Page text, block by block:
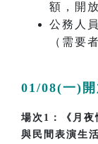
額，開
公務人
（需要
01/08(一)開
場次1：《月夜
與民間表演生活